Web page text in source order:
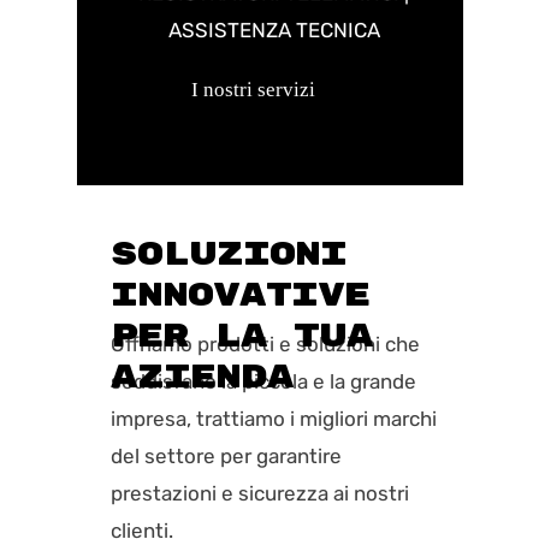
ASSISTENZA TECNICA
I nostri servizi
SOLUZIONI
INNOVATIVE
PER LA TUA
AZIENDA
Offriamo prodotti e soluzioni che
soddisfano la piccola e la grande
impresa, trattiamo i migliori marchi
del settore per garantire
prestazioni e sicurezza ai nostri
clienti.